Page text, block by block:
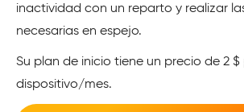
inactividad con un reparto y realizar
necesarias en espejo.
Su plan de inicio tiene un precio de 2 $
dispositivo/mes.